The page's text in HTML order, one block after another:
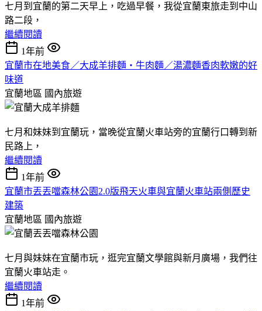
七月到宜蘭的第二天早上，吃過早餐，我從宜蘭東旅走到中山
路二段，
繼續閱讀
1年前
宜蘭市在地美食／大成羊排麵‧牛肉麵／湯濃麵香肉軟嫩的好
味道
宜蘭地區 國內旅遊
七月和妹妹到宜蘭玩，當晚從宜蘭火車站旁的宜蘭行口轉到新
民路上，
繼續閱讀
1年前
宜蘭市丟丟噹森林公園2.0版飛天火車與宜蘭火車站兩側歷史
建築
宜蘭地區 國內旅遊
七月與妹妹在宜蘭市玩，逛完宜蘭文學館與新月廣場，我們往
宜蘭火車站走。
繼續閱讀
1年前